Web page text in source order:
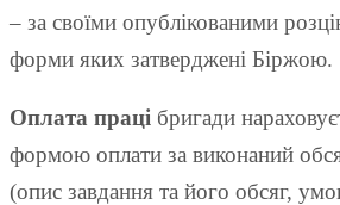
– за своїми опублікованими
форми яких затверджені Біржою.
Оплата праці бригади
формою оплати за виконаний
(опис завдання та його обсяг,